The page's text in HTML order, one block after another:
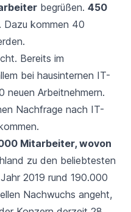
begrüßen. 450
Dazu kommen 40
Bereits im
bei hausinternen IT-
neuen Arbeitnehmern.
Nachfrage nach IT-
Mitarbeiter, wovon
zu den beliebtesten
2019 rund 190.000
Nachwuchs angeht,